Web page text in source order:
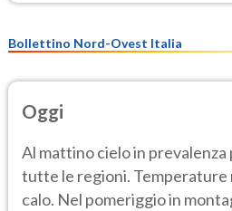
Bollettino Nord-Ovest Italia
Oggi
Al mattino cielo in prevalenza
tutte le regioni. Temperature
calo. Nel pomeriggio in